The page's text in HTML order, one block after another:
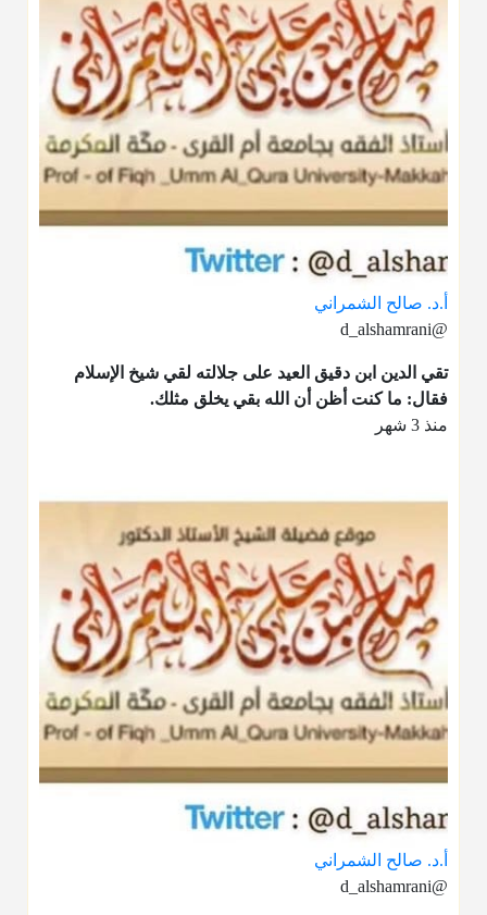
أ.د. صالح الشمراني
@d_alshamrani
تقي الدين ابن دقيق العيد على جلالته لقي شيخ الإسلام
فقال: ما كنت أظن أن الله بقي يخلق مثلك.
منذ 3 شهر
أ.د. صالح الشمراني
@d_alshamrani